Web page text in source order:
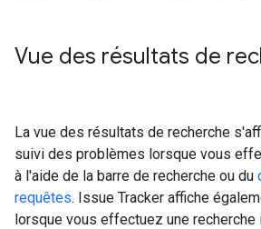
Vue des résultats de
La vue des résultats de recherche
suivi des problèmes lorsque vous
à l'aide de la barre de recherche ou du
requêtes. Issue Tracker affiche
lorsque vous effectuez une